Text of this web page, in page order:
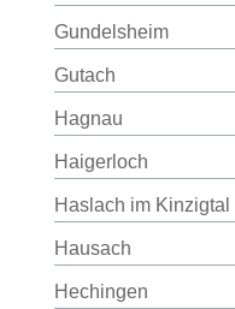
Gundelsheim
Gutach
Hagnau
Haigerloch
Haslach im Kinzigtal
Hausach
Hechingen